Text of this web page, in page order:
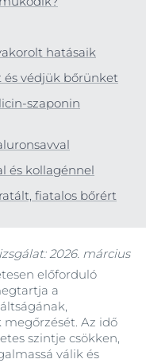
hatásaik
és védjük bőrünket
szaponin
és kollagénnel
fiatalos bőrért
2026. március
előforduló
a
Az idő
szintje csökken,
válik és